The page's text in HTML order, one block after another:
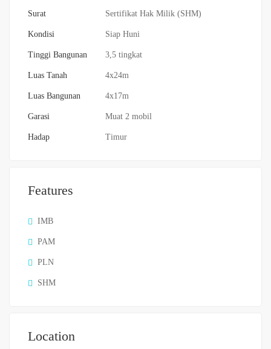
Surat Sertifikat Hak Milik (SHM)
Kondisi Siap Huni
Tinggi Bangunan 3,5 tingkat
Luas Tanah 4x24m
Luas Bangunan 4x17m
Garasi Muat 2 mobil
Hadap Timur
Features
IMB
PAM
PLN
SHM
Location